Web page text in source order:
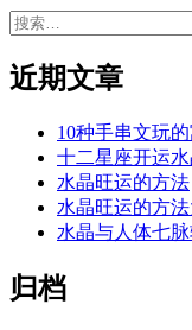
搜
近期文章
10种手串文玩
十二星座开运
水晶旺运的方法
水晶旺运的方
水晶与人体七
归档